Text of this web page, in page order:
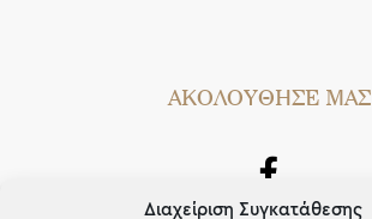
Διαχείριση Συγκατάθεσης
AΚΟΛΟΥΘΗΣΕ ΜΑΣ